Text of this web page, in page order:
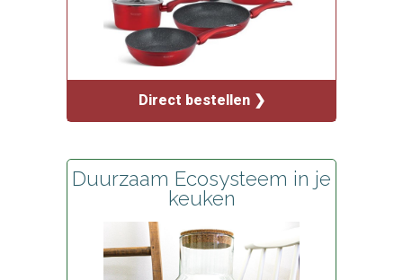
Direct bestellen ❯
Duurzaam Ecosysteem in je
keuken